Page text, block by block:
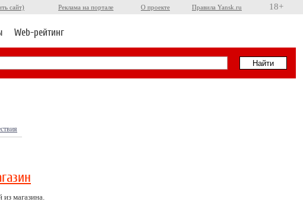
сайт) Реклама на портале О проекте Правила Yansk.ru 18+
Web-рейтинг
магазина.